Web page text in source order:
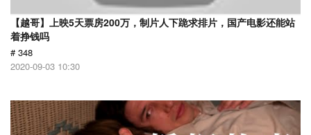
【越哥】上映5天票房200万，制片人下跪求排片，国产电影还能站
着挣钱吗
# 348
2020-09-03 10:30